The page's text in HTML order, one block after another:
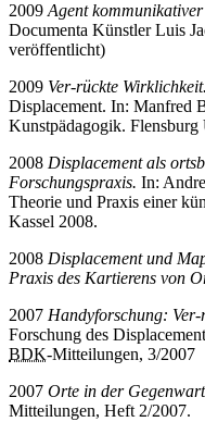
2009 Agent
Documenta Künstler Luis
veröffentlicht)
2009 Ver-rückte Wirklichkeit.
Displacement. In: Manfred
Kunstpädagogik. Flensburg
2008 Displacementals
Forschungspraxis. In:
Theorie und Praxis einer
Kassel 2008.
2008 Displacementund
Praxis des Kartierens von
2007 Handyforschung:
Forschung des
BDK-Mitteilungen, 3/2007
2007 Orte in der
Mitteilungen, Heft 2/2007.